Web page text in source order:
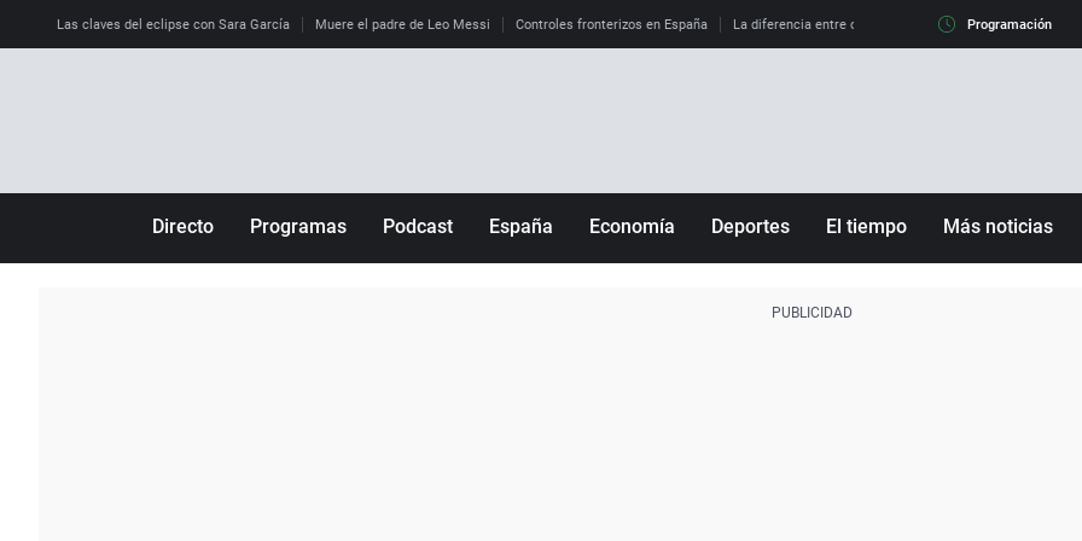
Las claves del eclipse con Sara García Muere el padre de Leo Messi Controles fronterizos en España La diferencia entre observar el eclipse al 99% y al 100%
Programación
Directo Programas Podcast España Economía Deportes El tiempo Más noticias